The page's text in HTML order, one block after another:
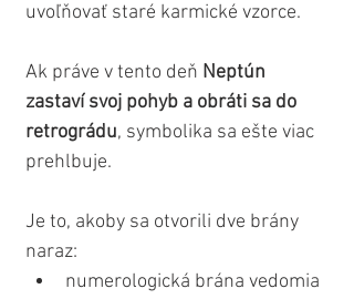
uvoľňovať staré karmické vzorce.
Ak práve v tento deň Neptún
zastaví svoj pohyb a obráti sa do
retrográdu, symbolika sa ešte viac
prehlbuje.
Je to, akoby sa otvorili dve brány
naraz:
numerologická brána vedomia